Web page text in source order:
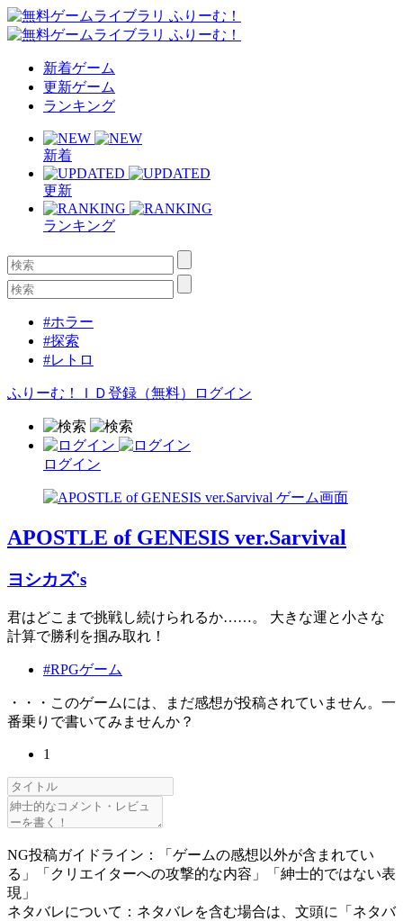
新着ゲーム
更新ゲーム
ランキング
新着
更新
ランキング
#ホラー
#探索
#レトロ
ふりーむ！ＩＤ登録（無料） ログイン
ログイン
APOSTLE of GENESIS ver.Sarvival
ヨシカズ's
君はどこまで挑戦し続けられるか……。 大きな運と小さな
計算で勝利を掴み取れ！
#RPGゲーム
・・・このゲームには、まだ感想が投稿されていません。一
番乗りで書いてみませんか？
1
NG投稿ガイドライン：「ゲームの感想以外が含まれてい
る」「クリエイターへの攻撃的な内容」「紳士的ではない表
現」
ネタバレについて：ネタバレを含む場合は、文頭に「ネタバ